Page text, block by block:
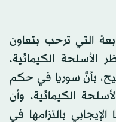
التي ترحب بتعاون
الكيمائية،
بأنَّ سوريا في حكم
الكيمائية، وأن
بالتزامها في